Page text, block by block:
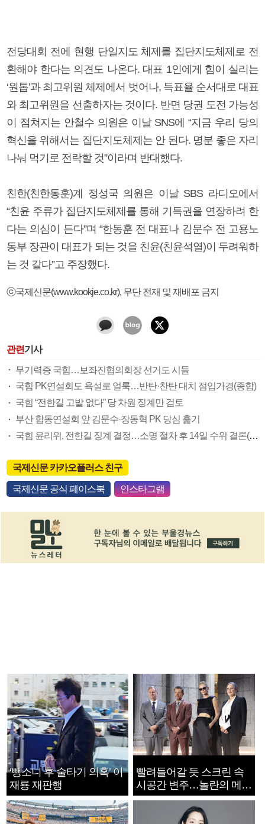
전당대회 전에 현행 단일지도 체제를 집단지도체제로 전
환해야 한다는 의견도 나온다. 대표 1인에게 힘이 실리는
‘원톱’과 최고위원 체제에서 벗어나, 득표율 순서대로 대표
와 최고위원을 선출하자는 것이다. 반면 당권 도전 가능성
이 점쳐지는 안철수 의원은 이날 SNS에 “지금 우리 당의
혁신을 위해서는 집단지도체제는 안 된다. 명분 좋은 자리
나눠 먹기로 전락할 것”이라며 반대했다.
친한(친한동훈)계 정성국 의원은 이날 SBS 라디오에서
“친윤 주류가 집단지도체제를 통해 기득권을 연장하려 한
다는 의심이 든다”며 “한동훈 전 대표나 김문수 전 고용노
동부 장관이 대표가 되는 것을 친윤(친윤석열)이 두려워하
는 것 같다”고 주장했다.
ⓒ국제신문(www.kookje.co.kr), 무단 전재 및 재배포 금지
관련기사
무기력증 국힘…보좌진협의회장 선거도 시들
국힘 PK연설회도 욕설로 얼룩…반탄·찬탄 대치 점입가경(종합)
국힘 “전한길 고발 없다” 당 차원 징계만 검토
부산 합동연설회 앞 김문수·장동혁 PK 당심 훑기
국힘 윤리위, 전한길 징계 결정…소명 절차 후 14일 수위 결론(종합)
국제신문 카카오플러스 친구
국제신문 공식 페이스북 인스타그램
‘뺑소니 후 술타기 의혹’ 이
재룡 재판행
빨려들어갈 듯 스크린 속
시공간 변주…놀란의 메시
지는 ‘전쟁 속죄’